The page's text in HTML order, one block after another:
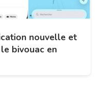
nouvelle et
bivouac en